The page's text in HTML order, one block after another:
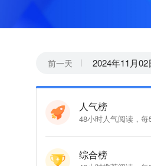
前一天 2024年11 月02
人气榜
48小时人气阅读，每
综合榜